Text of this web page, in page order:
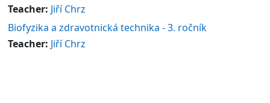
Teacher: Jiří Chrz
Biofyzika a zdravotnická technika - 3. ročník
Teacher: Jiří Chrz